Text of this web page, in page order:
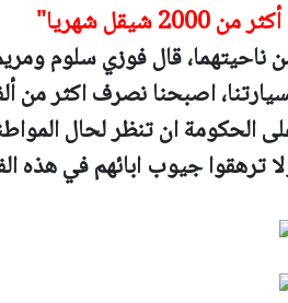
من 2000 شيقل شهريا"
ناحيتهما، قال فوزي سلوم
اصبحنا نصرف اكثر من
الحكومة ان تنظر لحال
ترهقوا جيوب ابائهم في هذه